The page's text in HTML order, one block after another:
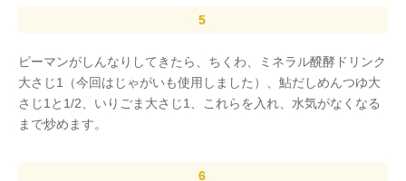
ピーマンがしんなりしてきたら、ちくわ、ミネラル醗酵ドリンク
大さじ1（今回はじゃがいも使用しました）、鮎だしめんつゆ大
さじ1と1/2、いりごま大さじ1、これらを入れ、水気がなくなる
まで炒めます。